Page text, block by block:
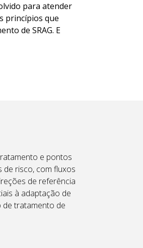
para atender
princípios que
de SRAG. E
e pontos
de risco, com fluxos
de referência
à adaptação de
de tratamento de